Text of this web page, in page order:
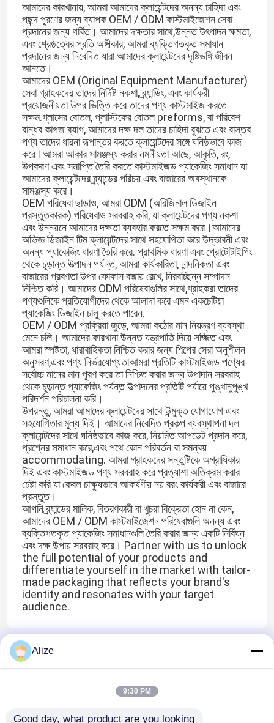
বাড়ি
ভিডিও
আমাদের কারখানায়, আমরা আমাদের ক্লায়েন্টদের অনন্য চাহিদা এবং
পছন্দ পূরণের জন্য ব্যাপক OEM / ODM কাস্টমাইজেশন সেবা
প্রদানের জন্য গর্বিত। আমাদের দক্ষতার সাথে,উন্নত উৎপাদন ক্ষমতা,
এবং শ্রেষ্ঠত্বের প্রতি অঙ্গীকার, আমরা ব্যক্তিগতকৃত সমাধান
প্রদানের জন্য নিবেদিত যারা আমাদের ক্লায়েন্টদের দৃষ্টিভঙ্গি জীবন
আনতে।
আমাদের OEM (Original Equipment Manufacturer)
সেবা গ্রাহকদের তাদের নির্দিষ্ট নকশা, ব্র্যান্ডিং, এবং কার্যকরী
প্রয়োজনীয়তা উপর ভিত্তি করে তাদের পণ্য কাস্টমাইজ করতে
সক্ষম.গ্লাসের বোতল, প্লাস্টিকের বোতল preforms, বা পরিবেশ
বান্ধব কাগজ ব্যাগ, আমাদের দক্ষ দল তাদের চাহিদা বুঝতে এবং বাস্তব
পণ্য তাদের ধারনা রূপান্তর করতে ক্লায়েন্টদের সঙ্গে ঘনিষ্ঠভাবে কাজ
করে।আমরা আকার সামঞ্জস্য করার নমনীয়তা আছে, আকৃতি, রং,
উপকরণ এবং সমাপ্তি তৈরি করতে কাস্টমাইজড প্যাকেজিং সমাধান যা
আমাদের ক্লায়েন্টদের ব্র্যান্ডের পরিচয় এবং বাজারের অবস্থানকে
সামঞ্জস্য করে।
OEM পরিষেবা ছাড়াও, আমরা ODM (অরিজিনাল ডিজাইন
প্রস্তুতকারক) পরিষেবাও সরবরাহ করি, যা ক্লায়েন্টদের পণ্য নকশা
এবং উন্নয়নে আমাদের দক্ষতা ব্যবহার করতে সক্ষম করে।আমাদের
অভিজ্ঞ ডিজাইন টিম ক্লায়েন্টদের সাথে সহযোগিতা করে উদ্ভাবনী এবং
অনন্য প্যাকেজিং ধারণা তৈরি করে. প্রাথমিক ধারণা এবং প্রোটোটাইপিং
থেকে চূড়ান্ত উত্পাদন পর্যন্ত, আমরা কার্যকারিতা, নান্দনিকতা এবং
বাজারের প্রবণতা উপর ফোকাস বজায় রেখে, নিরবচ্ছিন্ন সম্পাদন
নিশ্চিত করি। আমাদের ODM পরিষেবাগুলির সাথে,গ্রাহকরা তাদের
পণ্যগুলিকে প্রতিযোগীদের থেকে আলাদা করে এমন একচেটিয়া
প্যাকেজিং ডিজাইন চালু করতে পারেন.
OEM / ODM প্রক্রিয়া জুড়ে, আমরা কঠোর মান নিয়ন্ত্রণ ব্যবস্থা
মেনে চলি। আমাদের কারখানা উন্নত যন্ত্রপাতি দিয়ে সজ্জিত এবং
আমরা স্পষ্টতা, ধারাবাহিকতা নিশ্চিত করার জন্য শিল্পের সেরা অনুশীলন
অনুসরণ,এবং পণ্য নির্ভরযোগ্যতাআমরা প্রতিটি কাস্টমাইজড পণ্যের
সর্বোচ্চ মানের মান পূরণ করে তা নিশ্চিত করার জন্য উপাদান সরবরাহ
থেকে চূড়ান্ত প্যাকেজিং পর্যন্ত উত্পাদনের প্রতিটি পর্যায়ে পুঙ্খানুপুঙ্খ
পরিদর্শন পরিচালনা করি।
উপরন্তু, আমরা আমাদের ক্লায়েন্টদের সাথে উন্মুক্ত যোগাযোগ এবং
সহযোগিতার মূল্য দিই। আমাদের নিবেদিত প্রকল্প ব্যবস্থাপনা দল
ক্লায়েন্টদের সাথে ঘনিষ্ঠভাবে কাজ করে, নিয়মিত আপডেট প্রদান করে,
প্রশ্নের সমাধান করে,এবং পথে কোন পরিবর্তন বা সমন্বয়
accommodating. আমরা গ্রাহকদের সন্তুষ্টিকে অগ্রাধিকার
দিই এবং কাস্টমাইজড পণ্য সরবরাহ করে প্রত্যাশা অতিক্রম করার
চেষ্টা করি যা কেবল চাক্ষুষভাবে আকর্ষণীয় নয় বরং কার্যকরী এবং বাজারে
প্রস্তুত।
আপনি ব্র্যান্ডের মালিক, বিতরণকারী বা খুচরা বিক্রেতা হোন না কেন,
আমাদের OEM / ODM কাস্টমাইজেশন পরিষেবাগুলি অনন্য এবং
ব্যক্তিগতকৃত প্যাকেজিং সমাধানগুলি তৈরি করার জন্য একটি নির্বিঘ্ন
এবং দক্ষ উপায় সরবরাহ করে। Partner with us to unlock
the full potential of your products and
differentiate yourself in the market with tailor-
made packaging that reflects your brand's
identity and resonates with your target
audience.
বাড়ি আমাদের সম্পর্কে
সাইট ম্যাপ
গোপনীয়তা নীতি
গুণখাদ্য পানীয় প্যাকেজিংচীন কারখানা.Copyright © 2026
Alize
9:30 PM
Good day, what product are you looking